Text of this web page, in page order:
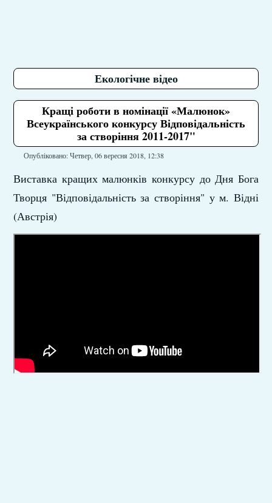
Екологічне відео
Кращі роботи в номінації «Малюнок»
Всеукраїнського конкурсу Відповідальність
за створіння 2011-2017"
Опубліковано: Четвер, 06 вересня 2018, 12:38
Виставка кращих малюнків конкурсу до Дня Бога
Творця "Відповідальність за створіння" у м. Відні
(Австрія)